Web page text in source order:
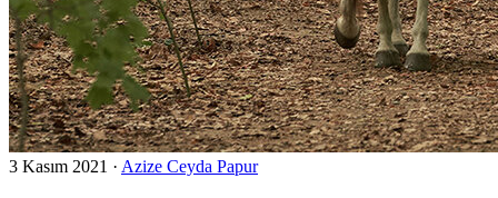
3 Kasım 2021 · Azize Ceyda Papur